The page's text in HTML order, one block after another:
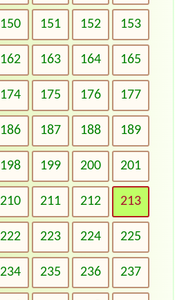
150 151 152 153
162 163 164 165
174 175 176 177
186 187 188 189
198 199 200 201
210 211 212 213
222 223 224 225
234 235 236 237